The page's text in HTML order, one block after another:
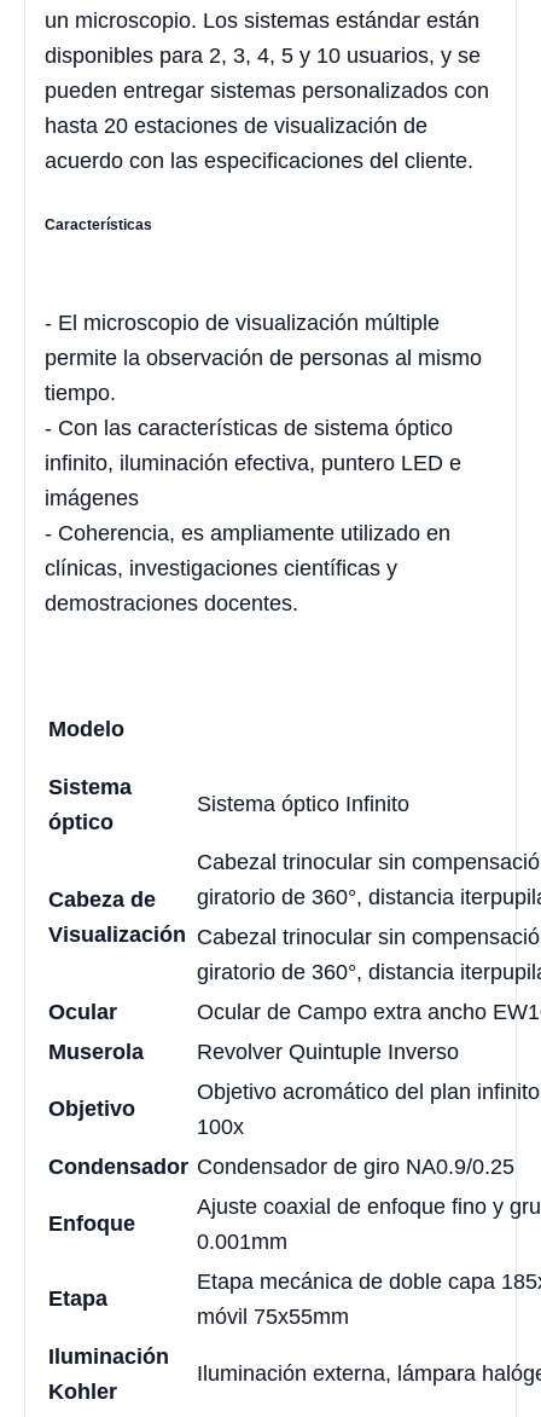
un microscopio. Los sistemas estándar están
disponibles para 2, 3, 4, 5 y 10 usuarios, y se
pueden entregar sistemas personalizados con
hasta 20 estaciones de visualización de
acuerdo con las especificaciones del cliente.
Características
- El microscopio de visualización múltiple
permite la observación de personas al mismo
tiempo.
- Con las características de sistema óptico
infinito, iluminación efectiva, puntero LED e
imágenes
- Coherencia, es ampliamente utilizado en
clínicas, investigaciones científicas y
demostraciones docentes.
Modelo
Sistema
óptico
Sistema óptico Infinito
Cabeza de
Visualización
Cabezal trinocular sin
giratorio de 360°, distancia
Cabezal trinocular sin
giratorio de 360°, distancia
Ocular
Ocular de Campo extra ancho
Muserola
Revolver Quintuple Inverso
Objetivo
Objetivo acromático del plan
100x
Condensador Condensador de giro NA0.9/0.25
Enfoque
Ajuste coaxial de enfoque fino y
0.001mm
Etapa
Etapa mecánica de doble capa
móvil 75x55mm
Iluminación
Kohler
Iluminación externa, lámpara